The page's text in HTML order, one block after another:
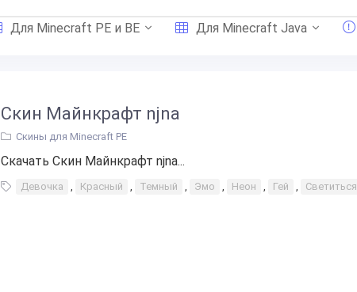
Для Minecraft PE и BE Для Minecraft Java
Скин Майнкрафт njna
Скины для Minecraft PE
Скачать Скин Майнкрафт njna...
Девочка , Красный , Темный , Эмо , Неон , Гей , Светиться